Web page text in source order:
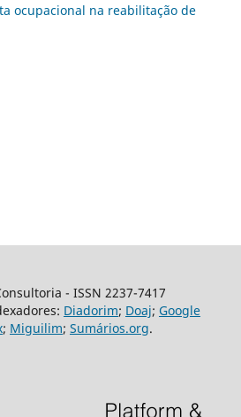
ocupacional na reabilitação de
- ISSN 2237-7417
Diadorim; Doaj; Google
; Miguilim; Sumários.org.